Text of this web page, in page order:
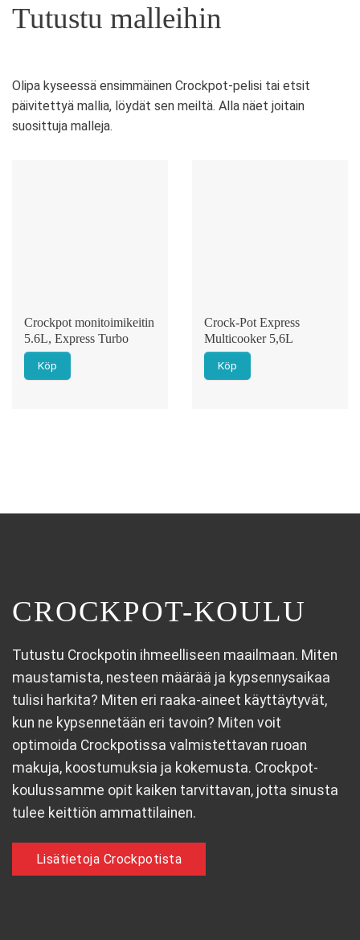
Tutustu malleihin
Olipa kyseessä ensimmäinen Crockpot-pelisi tai etsit
päivitettyä mallia, löydät sen meiltä. Alla näet joitain
suosittuja malleja.
Crockpot monitoimikeitin
5.6L, Express Turbo
Köp
Crock-Pot Express
Multicooker 5,6L
Köp
CROCKPOT-KOULU
Tutustu Crockpotin ihmeelliseen maailmaan. Miten
maustamista, nesteen määrää ja kypsennysaikaa
tulisi harkita? Miten eri raaka-aineet käyttäytyvät,
kun ne kypsennetään eri tavoin? Miten voit
optimoida Crockpotissa valmistettavan ruoan
makuja, koostumuksia ja kokemusta. Crockpot-
koulussamme opit kaiken tarvittavan, jotta sinusta
tulee keittiön ammattilainen.
Lisätietoja Crockpotista